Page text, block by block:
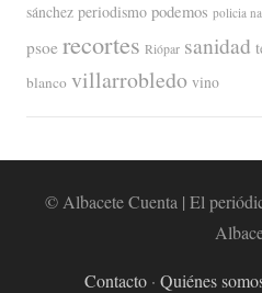
sánchez periodismo podemos policia
psoe recortes Riópar sanidad
blanco villarrobledo vino
© Albacete Cuenta | El
Contacto· Quiénes